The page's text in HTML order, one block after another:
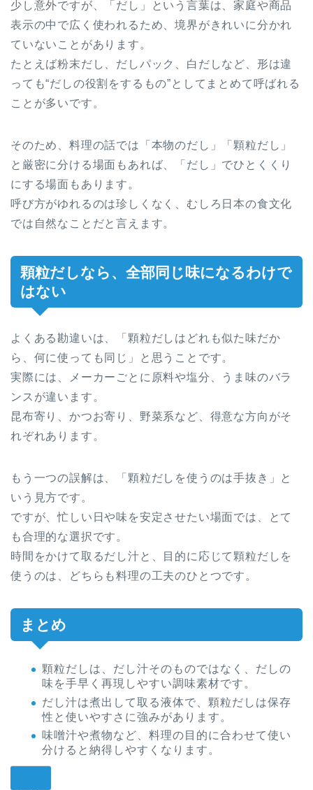
少し意外ですが、「だし」という言葉は、家庭や商品
表示の中で広く使われるため、境界がきれいに分かれ
ていないことがあります。
たとえば粉末だし、だしパック、白だしなど、形は違
っても“だしの役割をするもの”としてまとめて呼ばれる
ことが多いです。
そのため、料理の話では「本物のだし」「顆粒だし」
と厳密に分ける場面もあれば、「だし」でひとくくり
にする場面もあります。
呼び方がゆれるのは珍しくなく、むしろ日本の食文化
では自然なことだと言えます。
顆粒だしなら、全部同じ味になるわけで
はない
よくある勘違いは、「顆粒だしはどれも似た味だか
ら、何に使っても同じ」と思うことです。
実際には、メーカーごとに原料や塩分、うま味のバラ
ンスが違います。
昆布寄り、かつお寄り、野菜系など、得意な方向がそ
れぞれあります。
もう一つの誤解は、「顆粒だしを使うのは手抜き」と
いう見方です。
ですが、忙しい日や味を安定させたい場面では、とて
も合理的な選択です。
時間をかけて取るだし汁と、目的に応じて顆粒だしを
使うのは、どちらも料理の工夫のひとつです。
まとめ
顆粒だしは、だし汁そのものではなく、だしの
味を手早く再現しやすい調味素材です。
だし汁は煮出して取る液体で、顆粒だしは保存
性と使いやすさに強みがあります。
味噌汁や煮物など、料理の目的に合わせて使い
分けると納得しやすくなります。